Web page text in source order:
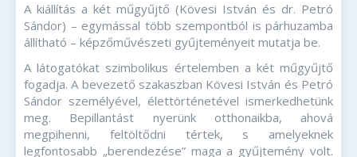
A kiállítás a két műgyűjtő (Kövesi István és dr. Petró
Sándor) – egymással több szempontból is párhuzamba
állítható – képzőművészeti gyűjteményeit mutatja be.
A látogatókat szimbolikus értelemben a két műgyűjtő
fogadja. A bevezető szakaszban Kövesi István és Petró
Sándor személyével, élettörténetével ismerkedhetünk
meg. Bepillantást nyerünk otthonaikba, ahová
megpihenni, feltöltődni tértek, s amelyeknek
legfontosabb „berendezése” maga a gyűjtemény volt.